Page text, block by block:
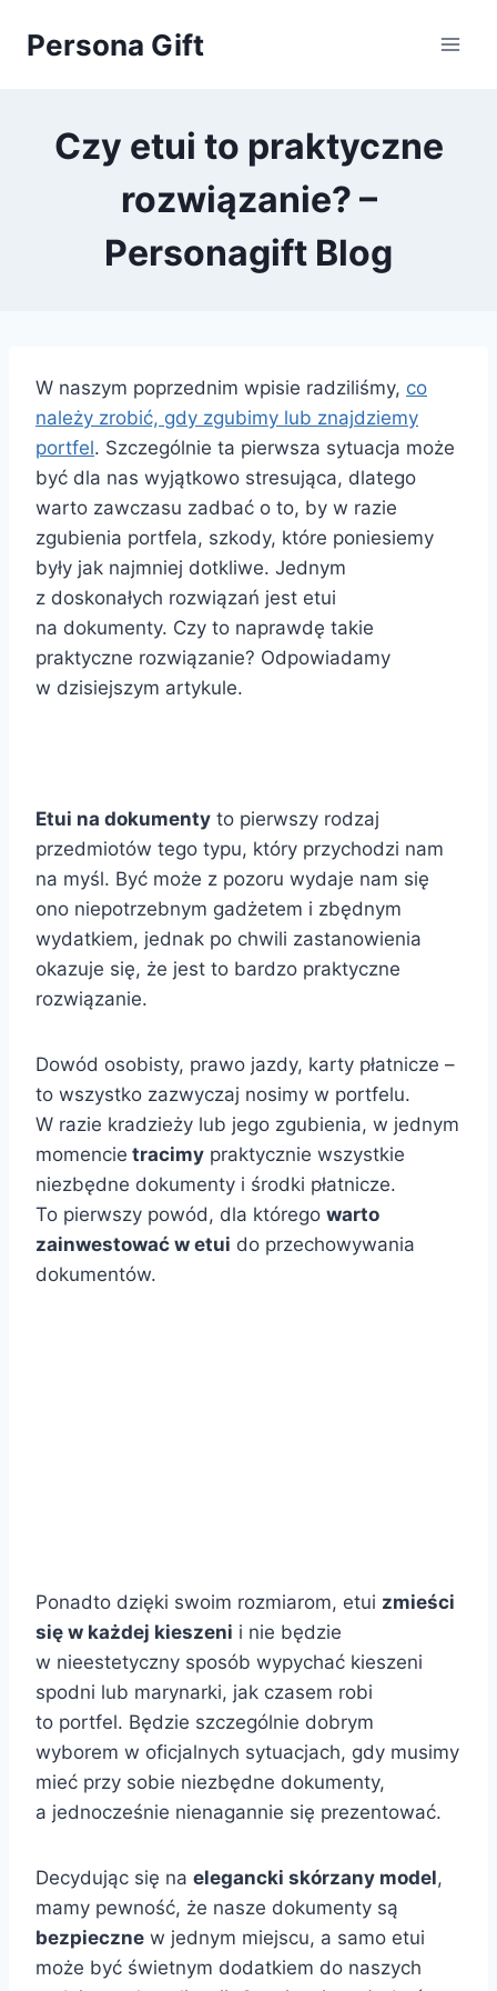
Persona Gift
Czy etui to praktyczne
rozwiązanie? –
Personagift Blog
W naszym poprzednim wpisie radziliśmy, co
należy zrobić, gdy zgubimy lub znajdziemy
portfel. Szczególnie ta pierwsza sytuacja może
być dla nas wyjątkowo stresująca, dlatego
warto zawczasu zadbać o to, by w razie
zgubienia portfela, szkody, które poniesiemy
były jak najmniej dotkliwe. Jednym
z doskonałych rozwiązań jest etui
na dokumenty. Czy to naprawdę takie
praktyczne rozwiązanie? Odpowiadamy
w dzisiejszym artykule.
Etui na dokumenty to pierwszy rodzaj
przedmiotów tego typu, który przychodzi nam
na myśl. Być może z pozoru wydaje nam się
ono niepotrzebnym gadżetem i zbędnym
wydatkiem, jednak po chwili zastanowienia
okazuje się, że jest to bardzo praktyczne
rozwiązanie.
Dowód osobisty, prawo jazdy, karty płatnicze –
to wszystko zazwyczaj nosimy w portfelu.
W razie kradzieży lub jego zgubienia, w jednym
momencie tracimy praktycznie wszystkie
niezbędne dokumenty i środki płatnicze.
To pierwszy powód, dla którego warto
zainwestować w etui do przechowywania
dokumentów.
Ponadto dzięki swoim rozmiarom, etui zmieści
się w każdej kieszeni i nie będzie
w nieestetyczny sposób wypychać kieszeni
spodni lub marynarki, jak czasem robi
to portfel. Będzie szczególnie dobrym
wyborem w oficjalnych sytuacjach, gdy musimy
mieć przy sobie niezbędne dokumenty,
a jednocześnie nienagannie się prezentować.
Decydując się na elegancki skórzany model,
mamy pewność, że nasze dokumenty są
bezpieczne w jednym miejscu, a samo etui
może być świetnym dodatkiem do naszych